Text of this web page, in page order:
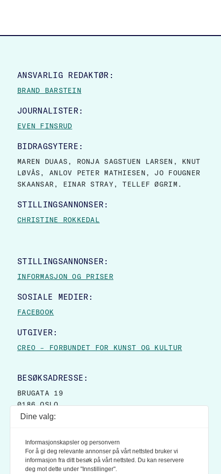
SITE FOOTER
ANSVARLIG REDAKTØR:
BRAND BARSTEIN
JOURNALISTER:
EVEN FINSRUD
BIDRAGSYTERE:
MAREN DUAAS, RONJA SAGSTUEN LARSEN, KNUT
LØVÅS, ANLOV PETER MATHIESEN, JO FOUGNER
SKAANSAR, EINAR STRAY, TELLEF ØGRIM.
STILLINGSANNONSER:
CHRISTINE ROKKEDAL
STILLINGSANNONSER:
INFORMASJON OG PRISER
SOSIALE MEDIER:
FACEBOOK
UTGIVER:
CREO – FORBUNDET FOR KUNST OG KULTUR
BESØKSADRESSE:
BRUGATA 19
0186 OSLO
POSTBOKS 9007 GRØNLAND
0133 OSLO
LES OGSÅ:
Dine valg:
Informasjonskapsler og personvern
For å gi deg relevante annonser på vårt nettsted bruker vi
informasjon fra ditt besøk på vårt nettsted. Du kan reservere
deg mot dette under "Innstillinger".